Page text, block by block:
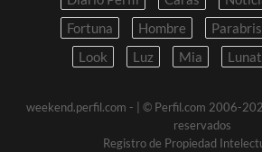
Fortuna
Hombre
Look
Luz Mia
weekend.perfil.com -
| © Perfil.com 2006-
reservados
Registro de Propiedad